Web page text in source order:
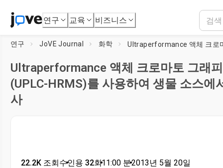
연구 교육 비즈니스
연구 JoVE Journal 화학
Ultraperformance 액체 크로마토 그래
(UPLC-HRMS)를 사용하여 생물 소스에
사
22.2K 조회수•인용 32회•11:00 분•2013년 5월 20일